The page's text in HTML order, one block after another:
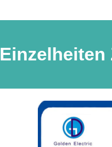
Einzelheiten